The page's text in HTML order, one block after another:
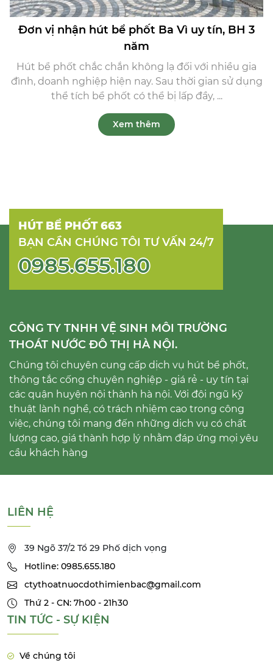
Đơn vị nhận hút bể phốt Ba Vì uy tín, BH 3
năm
Hút bể phốt chắc chắn không lạ đối với nhiều gia
đình, doanh nghiệp hiện nay. Sau thời gian sử dụng
thể tích bể phốt có thể bị lấp đầy, ...
Xem thêm
HÚT BỂ PHỐT 663
BẠN CẦN CHÚNG TÔI TƯ VẤN 24/7
0985.655.180
CÔNG TY TNHH VỆ SINH MÔI TRƯỜNG
THOÁT NƯỚC ĐÔ THỊ HÀ NỘI.
Chúng tôi chuyên cung cấp dịch vụ hút bể phốt,
thông tắc cống chuyên nghiệp - giá rẻ - uy tín tại
các quận huyện nội thành hà nội. Với đội ngũ kỹ
thuật lành nghề, có trách nhiệm cao trong công
việc, chúng tôi mang đến những dịch vụ có chất
lượng cao, giá thành hợp lý nhằm đáp ứng mọi yêu
cầu khách hàng
LIÊN HỆ
39 Ngõ 37/2 Tổ 29 Phố dịch vọng
Hotline: 0985.655.180
ctythoatnuocdothimienbac@gmail.com
Thứ 2 - CN: 7h00 - 21h30
TIN TỨC - SỰ KIỆN
Về chúng tôi